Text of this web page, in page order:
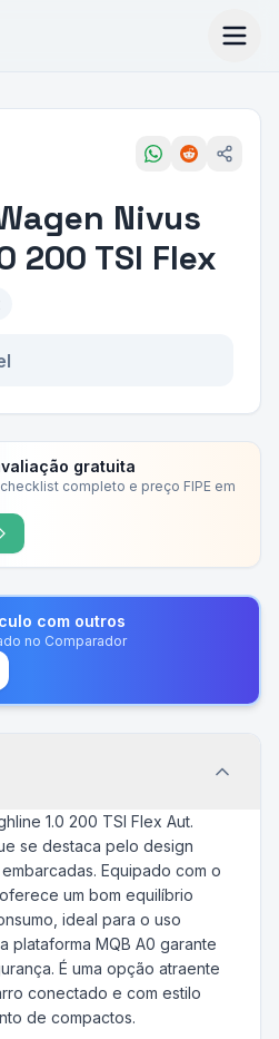
Nivus
200 TSI Flex
gratuita
completo e preço FIPE em
com outros
no Comparador
1.0 200 TSI Flex Aut.
se destaca pelo design
Equipado com o
um bom equilíbrio
ideal para o uso
plataforma MQB A0 garante
É uma opção atraente
conectado e com estilo
de compactos.